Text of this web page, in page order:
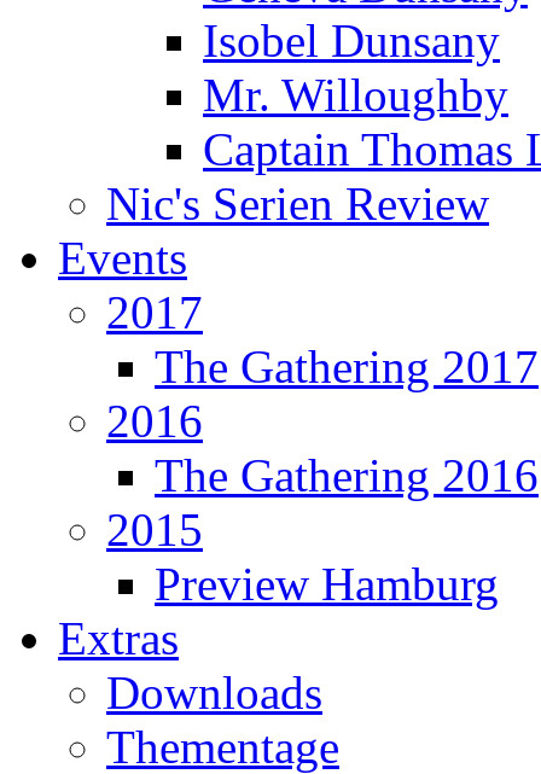
Isobel Dunsany
Mr. Willoughby
Captain Thomas
Nic's Serien Review
Events
2017
The Gathering 2017
2016
The Gathering 2016
2015
Preview Hamburg
Extras
Downloads
Thementage